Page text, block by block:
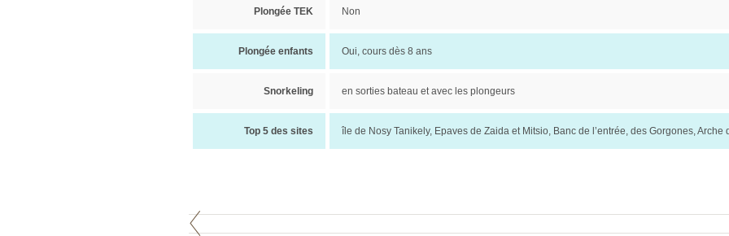
Plongée TEK Non
Plongée enfants Oui, cours dès 8 ans
Snorkeling en sorties bateau et avec les plongeurs
Top 5 des sites île de Nosy Tanikely, Epaves de Zaida et Mitsio, Banc de l’entrée, des Gorgones, Arche